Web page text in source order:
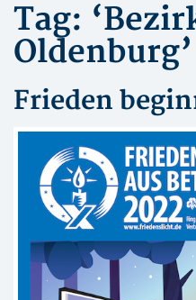
Tag:
Oldenburg’
Frieden